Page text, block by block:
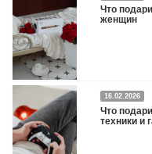
Что
женщин
Что подарить на 8 марта 2026:
16.02.2026
Что
техники и